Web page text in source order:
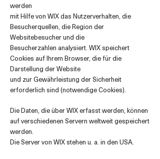
werden
mit Hilfe von WIX das Nutzerverhalten, die
Besucherquellen, die Region der
Websitebesucher und die
Besucherzahlen analysiert. WIX speichert
Cookies auf Ihrem Browser, die für die
Darstellung der Website
und zur Gewährleistung der Sicherheit
erforderlich sind (notwendige Cookies).
Die Daten, die über WIX erfasst werden, können
auf verschiedenen Servern weltweit gespeichert
werden.
Die Server von WIX stehen u. a. in den USA.